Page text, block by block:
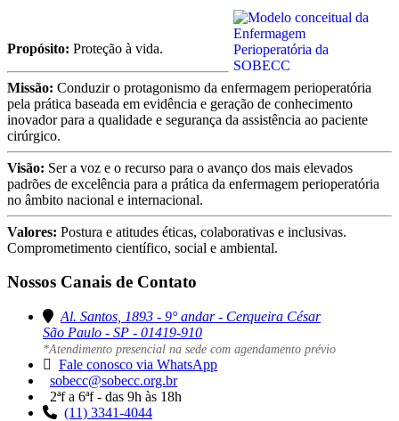
Propósito: Proteção à vida.
Missão: Conduzir o protagonismo da enfermagem perioperatória
pela prática baseada em evidência e geração de conhecimento
inovador para a qualidade e segurança da assistência ao paciente
cirúrgico.
Visão: Ser a voz e o recurso para o avanço dos mais elevados
padrões de excelência para a prática da enfermagem perioperatória
no âmbito nacional e internacional.
Valores: Postura e atitudes éticas, colaborativas e inclusivas.
Comprometimento científico, social e ambiental.
Nossos Canais de Contato
Al. Santos, 1893 - 9° andar - Cerqueira César
São Paulo - SP - 01419-910
*Atendimento presencial na sede com agendamento prévio
Fale conosco via WhatsApp
sobecc@sobecc.org.br
2ªf a 6ªf - das 9h às 18h
(11) 3341-4044